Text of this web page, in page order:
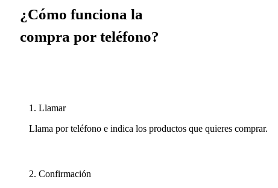
¿Cómo funciona la
compra por teléfono?
1. Llamar
Llama por teléfono e indica los productos que quieres comprar.
2. Confirmación